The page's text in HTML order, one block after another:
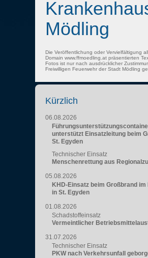
Mödling
Die Veröffentlichung oder Vervielfältigung
Domain www.ffmoedling.at präsentierten
Fotos ist nur nach ausdrücklicher
Freiwilligen Feuerwehr der Stadt Mödling
Kürzlich
06.08.2026
unterstützt Einsatzleitung beim
St. Egyden
Technischer Einsatz
Menschenrettung aus
05.08.2026
KHD-Einsatz beim Großbrand im
in St. Egyden
01.08.2026
Schadstoffeinsatz
Vermeintlicher
31.07.2026
Technischer Einsatz
PKW nach Verkehrsunfall